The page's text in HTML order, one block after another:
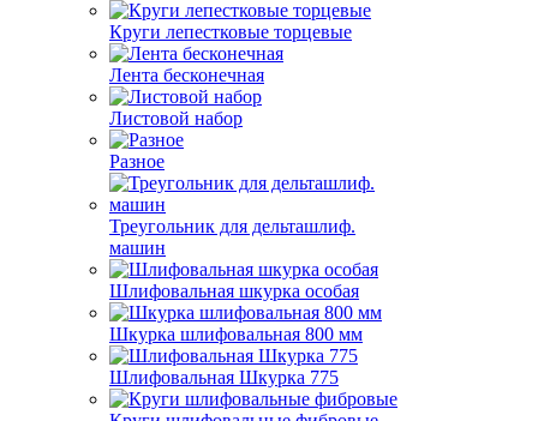
Круги лепестковые торцевые
Лента бесконечная
Листовой набор
Разное
Треугольник для дельташлиф.
машин
Шлифовальная шкурка особая
Шкурка шлифовальная 800 мм
Шлифовальная Шкурка 775